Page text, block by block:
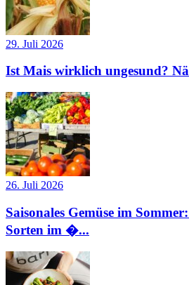
29. Juli 2026
Ist Mais wirklich ungesund?
26. Juli 2026
Saisonales Gemüse im
Sorten im �...